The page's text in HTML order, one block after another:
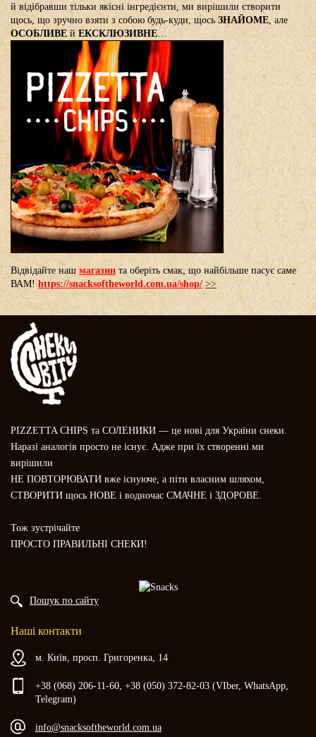
й відібравши тільки якісні інгредієнти, ми вирішили створити
щось, що зручно взяти з собою будь-куди, щось ЗНАЙОМЕ , але
ОСОБЛИВЕ й ЕКСКЛЮЗИВНЕ
Відвідайте наш магазин та оберіть смак, що найбільше пасує саме
ВАМ! https://snacksoftheworld.com.ua/shop/ >>
PIZZETTA CHIPS та СОЛЕНИКИ — це нові для України снеки.
Наразі аналогів просто не існує. Адже при їх створенні ми
вирішили
НЕ ПОВТОРЮВАТИ вже існуюче, а піти власним шляхом,
СТВОРИТИ щось НОВЕ і водночас СМАЧНЕ і ЗДОРОВЕ.
Тож зустрічайте
ПРОСТО ПРАВИЛЬНІ СНЕКИ!
Пошук по сайту
Наші контакти
м. Київ, просп. Григоренка, 14
+38 (068) 206-11-60, +38 (050) 372-82-03 (VIber, WhatsApp,
Telegram)
info@snacksoftheworld.com.ua